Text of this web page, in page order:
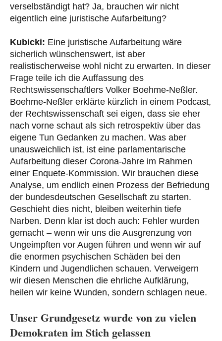
verselbständigt hat? Ja, brauchen wir nicht
eigentlich eine juristische Aufarbeitung?
Kubicki: Eine juristische Aufarbeitung wäre
sicherlich wünschenswert, ist aber
realistischerweise wohl nicht zu erwarten. In dieser
Frage teile ich die Auffassung des
Rechtswissenschaftlers Volker Boehme-Neßler.
Boehme-Neßler erklärte kürzlich in einem Podcast,
der Rechtswissenschaft sei eigen, dass sie eher
nach vorne schaut als sich retrospektiv über das
eigene Tun Gedanken zu machen. Was aber
unausweichlich ist, ist eine parlamentarische
Aufarbeitung dieser Corona-Jahre im Rahmen
einer Enquete-Kommission. Wir brauchen diese
Analyse, um endlich einen Prozess der Befriedung
der bundesdeutschen Gesellschaft zu starten.
Geschieht dies nicht, bleiben weiterhin tiefe
Narben. Denn klar ist doch auch: Fehler wurden
gemacht – wenn wir uns die Ausgrenzung von
Ungeimpften vor Augen führen und wenn wir auf
die enormen psychischen Schäden bei den
Kindern und Jugendlichen schauen. Verweigern
wir diesen Menschen die ehrliche Aufklärung,
heilen wir keine Wunden, sondern schlagen neue.
Unser Grundgesetz wurde von zu vielen
Demokraten im Stich gelassen